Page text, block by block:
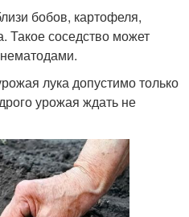
бобов, картофеля,
Такое соседство может
лука допустимо только
урожая ждать не